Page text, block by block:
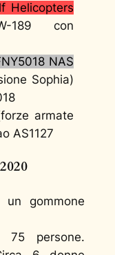
Helicopters
189 con
NAS
Sophia)
armate
AS1127
un gommone
persone.